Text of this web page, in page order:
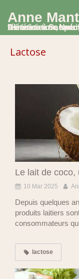
Anne
Diététicienne Nutritionniste, Experte en Nutrition et
Lactose
Le lait de coco,
10 Mar 2025
Depuis quelques
produits laitiers
consommateurs
lactose